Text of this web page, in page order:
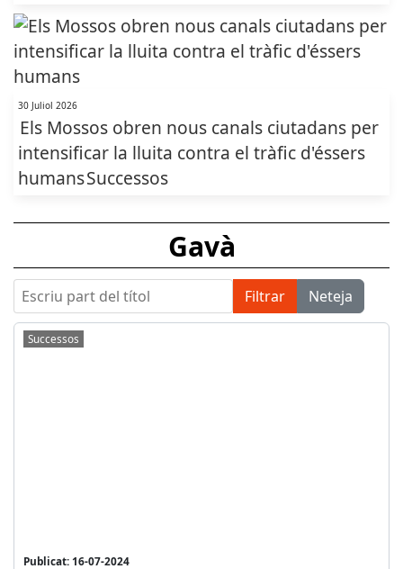
30 Juliol 2026
Els Mossos obren nous canals ciutadans per
intensificar la lluita contra el tràfic d'éssers
humansSuccessos
Gavà
Escriu part del títol Filtrar Neteja
Successos
Publicat: 16-07-2024